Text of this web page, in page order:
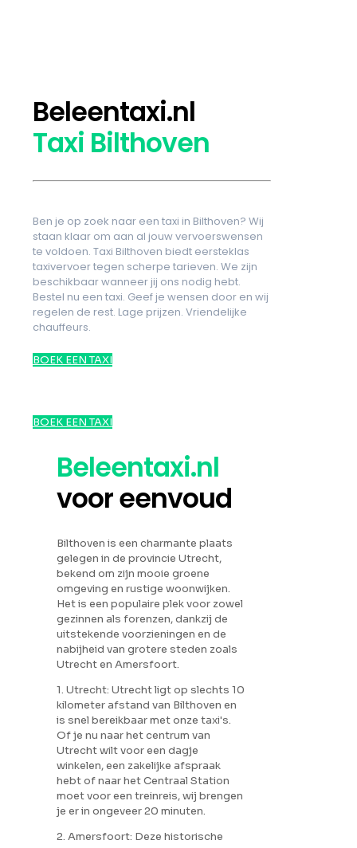
Beleentaxi.nl
Taxi Bilthoven
Ben je op zoek naar een taxi in Bilthoven? Wij
staan klaar om aan al jouw vervoerswensen
te voldoen. Taxi Bilthoven biedt eersteklas
taxivervoer tegen scherpe tarieven. We zijn
beschikbaar wanneer jij ons nodig hebt.
Bestel nu een taxi. Geef je wensen door en wij
regelen de rest. Lage prijzen. Vriendelijke
chauffeurs.
BOEK EEN TAXI
BOEK EEN TAXI
Beleentaxi.nl
voor eenvoud
Bilthoven is een charmante plaats
gelegen in de provincie Utrecht,
bekend om zijn mooie groene
omgeving en rustige woonwijken.
Het is een populaire plek voor zowel
gezinnen als forenzen, dankzij de
uitstekende voorzieningen en de
nabijheid van grotere steden zoals
Utrecht en Amersfoort.
1. Utrecht: Utrecht ligt op slechts 10
kilometer afstand van Bilthoven en
is snel bereikbaar met onze taxi's.
Of je nu naar het centrum van
Utrecht wilt voor een dagje
winkelen, een zakelijke afspraak
hebt of naar het Centraal Station
moet voor een treinreis, wij brengen
je er in ongeveer 20 minuten.
2. Amersfoort: Deze historische